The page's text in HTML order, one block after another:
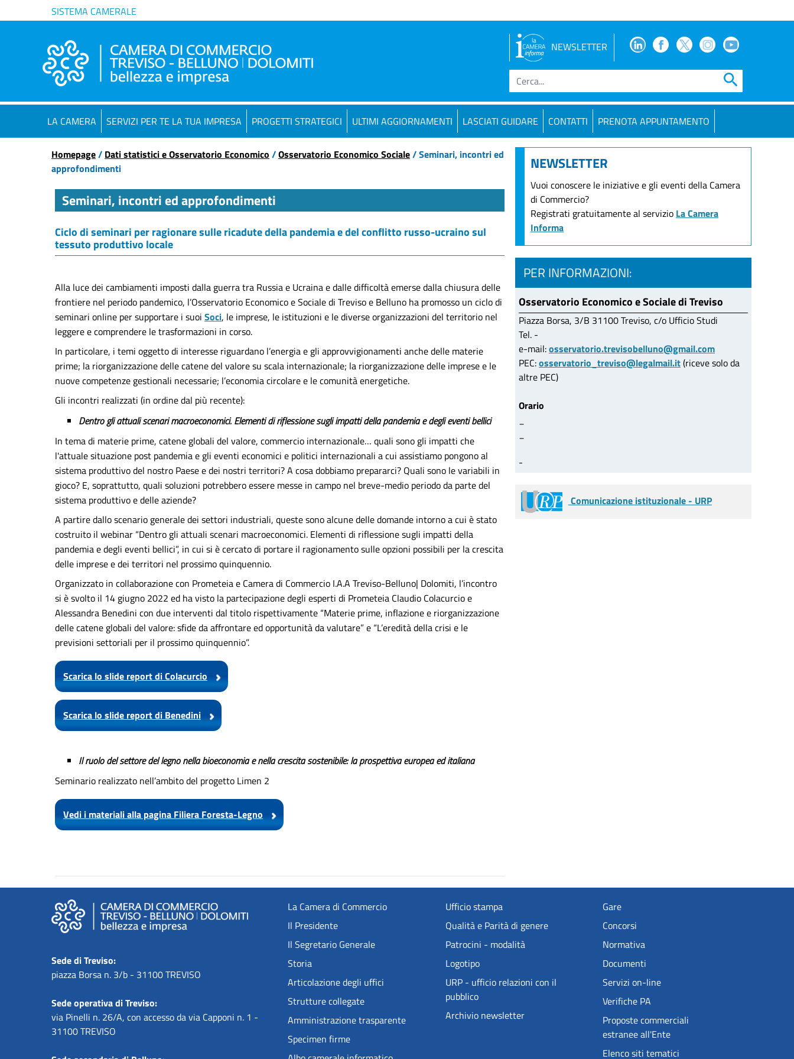
SISTEMA CAMERALE
NEWSLETTER FacebookFacebook
TwitterInstagramYoutube
search
LA CAMERA SERVIZI PER TE LA TUA IMPRESA PROGETTI STRATEGICI ULTIMI AGGIORNAMENTI LASCIATI GUIDARE CONTATTI PRENOTA APPUNTAMENTO
Homepage/ Dati statistici e Osservatorio Economico /Osservatorio Economico Sociale/ Seminari, incontri ed
approfondimenti
Seminari, incontri ed approfondimenti
Ciclo di seminari per ragionare sulle ricadute della pandemia e del conflitto russo-ucraino sul
tessuto produttivo locale
Alla luce dei cambiamenti imposti dalla guerra tra Russia e Ucraina e dalle difficoltà emerse dalla chiusura delle
frontiere nel periodo pandemico, l’Osservatorio Economico e Sociale di Treviso e Belluno ha promosso un ciclo di
seminari online per supportare i suoi Soci, le imprese, le istituzioni e le diverse organizzazioni del territorio nel
leggere e comprendere le trasformazioni in corso.
In particolare, i temi oggetto di interesse riguardano l’energia e gli approvvigionamenti anche delle materie
prime; la riorganizzazione delle catene del valore su scala internazionale; la riorganizzazione delle imprese e le
nuove competenze gestionali necessarie; l’economia circolare e le comunità energetiche.
Gli incontri realizzati (in ordine dal più recente):
Dentro gli attuali scenari macroeconomici. Elementi di riflessione sugli impatti della pandemia e degli eventi bellici
In tema di materie prime, catene globali del valore, commercio internazionale… quali sono gli impatti che
l'attuale situazione post pandemia e gli eventi economici e politici internazionali a cui assistiamo pongono al
sistema produttivo del nostro Paese e dei nostri territori? A cosa dobbiamo prepararci? Quali sono le variabili in
gioco? E, soprattutto, quali soluzioni potrebbero essere messe in campo nel breve-medio periodo da parte del
sistema produttivo e delle aziende?
A partire dallo scenario generale dei settori industriali, queste sono alcune delle domande intorno a cui è stato
costruito il webinar “Dentro gli attuali scenari macroeconomici. Elementi di riflessione sugli impatti della
pandemia e degli eventi bellici”, in cui si è cercato di portare il ragionamento sulle opzioni possibili per la crescita
delle imprese e dei territori nel prossimo quinquennio.
Organizzato in collaborazione con Prometeia e Camera di Commercio I.A.A Treviso-Belluno| Dolomiti, l’incontro
si è svolto il 14 giugno 2022 ed ha visto la partecipazione degli esperti di Prometeia Claudio Colacurcio e
Alessandra Benedini con due interventi dal titolo rispettivamente “Materie prime, inflazione e riorganizzazione
delle catene globali del valore: sfide da affrontare ed opportunità da valutare” e “L’eredità della crisi e le
previsioni settoriali per il prossimo quinquennio”.
Scarica lo slide report di Colacurcio
Scarica lo slide report di Benedini
Il ruolo del settore del legno nella bioeconomia e nella crescita sostenibile: la prospettiva europea ed italiana
Seminario realizzato nell’ambito del progetto Limen 2
Vedi i materiali alla pagina Filiera Foresta-Legno
NEWSLETTER
Vuoi conoscere le iniziative e gli eventi della Camera
di Commercio?
Registrati gratuitamente al servizio La Camera
Informa
PER INFORMAZIONI:
Osservatorio Economico e Sociale di Treviso
Piazza Borsa, 3/B 31100 Treviso, c/o Ufficio Studi
Tel. -
e-mail:osservatorio.trevisobelluno@gmail.com
PEC:osservatorio_treviso@legalmail.it(riceve solo da
altre PEC)
Orario
-
Comunicazione istituzionale - URP
Sede di Treviso:
piazza Borsa n. 3/b - 31100 TREVISO
Sede operativa di Treviso:
via Pinelli n. 26/A, con accesso da via Capponi n. 1 -
31100 TREVISO
La Camera di Commercio
Il Presidente
Il Segretario Generale
Storia
Articolazione degli uffici
Strutture collegate
Amministrazione trasparente
Specimen firme
Ufficio stampa
Qualità e Parità di genere
Patrocini - modalità
Logotipo
URP - ufficio relazioni con il
pubblico
Archivio newsletter
Gare
Concorsi
Normativa
Documenti
Servizi on-line
Verifiche PA
Proposte commerciali
estranee all'Ente
Elenco siti tematici